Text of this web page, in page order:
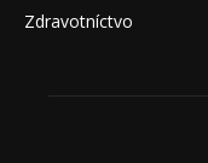
Zdravotníctvo